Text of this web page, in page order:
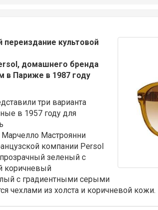
переиздание культовой
домашнего бренда
в Париже в 1987 году
три варианта
в 1957 году для
Марчелло Мастроянни
компании Persol
зеленый с
коричневый
с градиентными серыми
чехлами из холста и коричневой кожи.